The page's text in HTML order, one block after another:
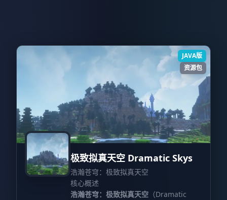
JAVA版
资源包
极致拟真天空 Dramatic Skys
浩瀚苍穹：极致拟真天空
核心概述
浩瀚苍穹：极致拟真天空 （Dramatic